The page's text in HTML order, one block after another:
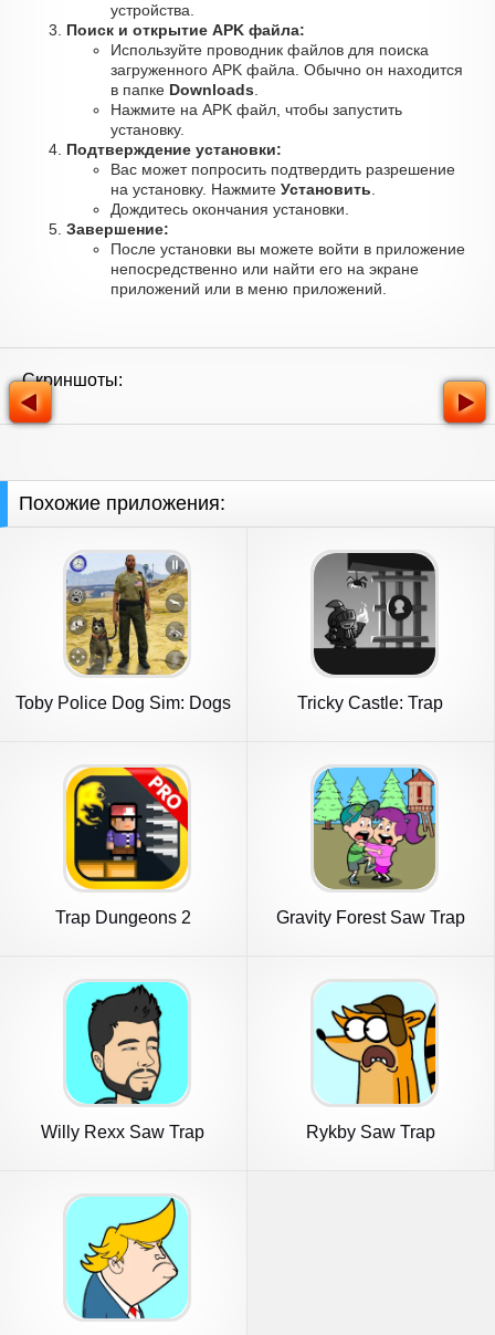
устройства.
Поиск и открытие APK файла:
Используйте проводник файлов для поиска
загруженного APK файла. Обычно он находится
в папке Downloads
Нажмите на APK файл, чтобы запустить
установку.
Подтверждение установки:
Вас может попросить подтвердить разрешение
на установку. Нажмите Установить
Дождитесь окончания установки.
Завершение:
После установки вы можете войти в приложение
непосредственно или найти его на экране
приложений или в меню приложений.
Скриншоты:
Похожие приложения:
Toby Police Dog Sim: Dogs
Tricky Castle: Trap
Trap Dungeons 2 Gravity Forest Saw Trap
Willy Rexx Saw Trap Rykby Saw Trap